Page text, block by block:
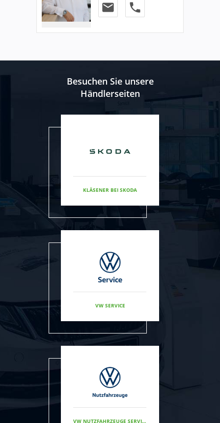
email phone
Besuchen Sie unsere
Händlerseiten
KLÄSENER BEI SKODA
VW SERVICE
VW NUTZFAHRZEUGE SERVICE